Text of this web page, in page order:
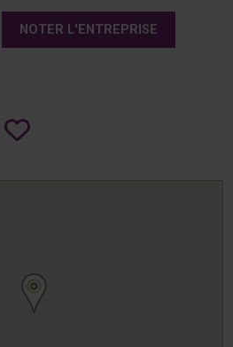
NOTER L'ENTREPRISE